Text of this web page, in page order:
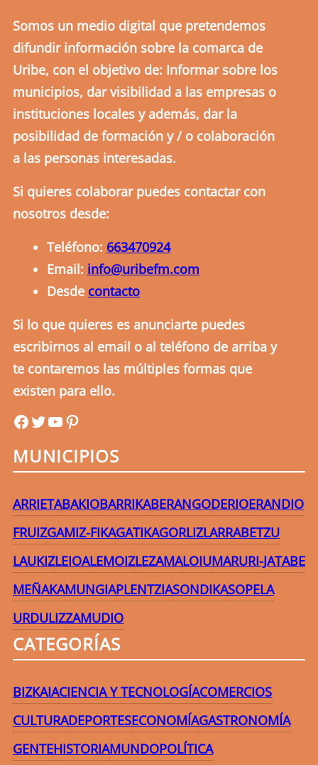
Somos un medio digital que pretendemos
difundir información sobre la comarca de
Uribe, con el objetivo de: Informar sobre los
municipios, dar visibilidad a las empresas o
instituciones locales y además, dar la
posibilidad de formación y / o colaboración
a las personas interesadas.
Si quieres colaborar puedes contactar con
nosotros desde:
Teléfono: 663470924
Email: info@uribefm.com
Desde contacto
Si lo que quieres es anunciarte puedes
escribirnos al email o al teléfono de arriba y
te contaremos las múltiples formas que
existen para ello.
uribefmuribefmYouTube Pinterest
MUNICIPIOS
ARRIETABAKIOBARRIKABERANGODERIOERANDIO
FRUIZGAMIZ-FIKAGATIKAGORLIZLARRABETZU
LAUKIZLEIOALEMOIZLEZAMALOIUMARURI-JATABE
MEÑAKAMUNGIAPLENTZIASONDIKASOPELA
URDULIZZAMUDIO
CATEGORÍAS
BIZKAIACIENCIA Y TECNOLOGÍACOMERCIOS
CULTURADEPORTESECONOMÍAGASTRONOMÍA
GENTEHISTORIAMUNDOPOLÍTICA